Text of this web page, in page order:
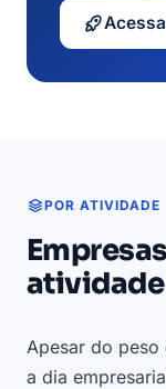
POR ATIVIDADE
atividade
Apesar do
a dia